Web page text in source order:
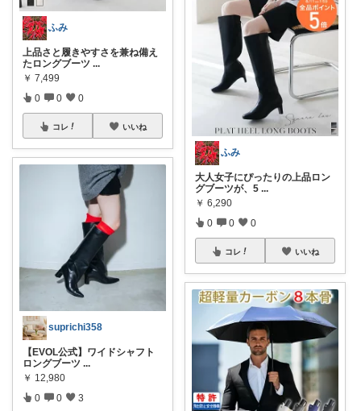
ふみ
上品さと履きやすさを兼ね備え
たロングブーツ ...
￥ 7,499
0 0 0
コレ いいね
suprichi358
【EVOL公式】ワイドシャフト
ロングブーツ ...
￥ 12,980
0 0 3
ふみ
大人女子にぴったりの上品ロン
グブーツが、5 ...
￥ 6,290
0 0 0
コレ いいね